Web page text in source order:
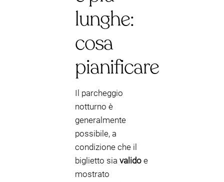
lunghe:
cosa
pianificare
Il parcheggio
notturno è
generalmente
possibile, a
condizione che il
biglietto sia valido e
mostrato